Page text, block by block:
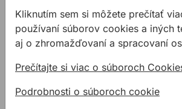
Na upínanie s presnosťou na
zatváranie veľkoplošných,
materiálov
Priemer kotúča:
Nosnosť každej prísavky: 100kg
Kliknutím sem si môžete prečítať
používaní súborov cookies a iných
aj o zhromažďovaní a spracovaní
Prečítajte si viac o súboroch
Podrobnosti o súboroch cookie